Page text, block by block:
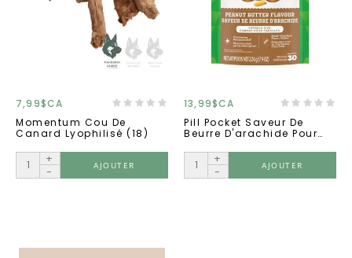
7,99$CA
Momentum Cou De
Canard Lyophilisé (18)
+
-
AJOUTER
13,99$CA
Pill Pocket Saveur De
Beurre D'arachide Pour
+
-
AJOUTER